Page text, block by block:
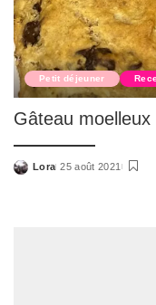
Petit déjeuner
Gâteau
Posted
Lora 25 août 2021